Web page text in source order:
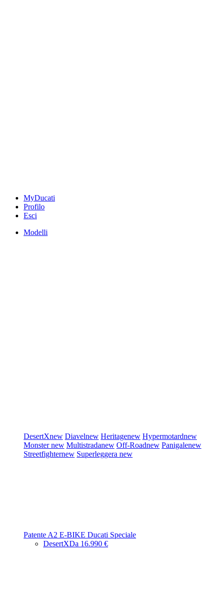
MyDucati
Profilo
Esci
Modelli
DesertXnew Diavelnew Heritagenew Hypermotardnew
Monsternew Multistradanew Off-Roadnew Panigalenew
Streetfighternew Superleggera new
Patente A2 E-BIKE Ducati Speciale
DesertXDa 16.990 €